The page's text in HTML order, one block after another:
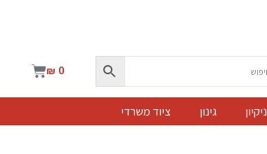
₪ 0
עגלת
גינון ציוד משרדי